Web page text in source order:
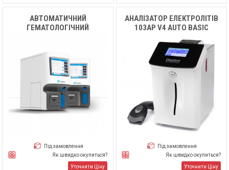
АВТОМАТИЧНИЙ
ГЕМАТОЛОГІЧНИЙ
Під замовлення
Як швидко окупиться?
Уточнити Ціну
АНАЛІЗАТОР ЕЛЕКТРОЛІТІВ
103AP V4 AUTO BASIC
Під замовлення
Як швидко окупиться?
Уточнити Ціну